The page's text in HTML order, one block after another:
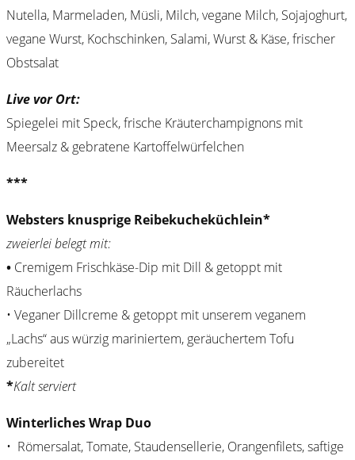
Nutella, Marmeladen, Müsli, Milch, vegane Milch, Sojajoghurt,
vegane Wurst, Kochschinken, Salami, Wurst & Käse, frischer
Obstsalat
Live vor Ort:
Spiegelei mit Speck, frische Kräuterchampignons mit
Meersalz & gebratene Kartoffelwürfelchen
***
Websters knusprige Reibekucheküchlein*
zweierlei belegt mit:
• Cremigem Frischkäse-Dip mit Dill & getoppt mit
Räucherlachs
• Veganer Dillcreme & getoppt mit unserem veganem
„Lachs“ aus würzig mariniertem, geräuchertem Tofu
zubereitet
*Kalt serviert
Winterliches Wrap Duo
• Römersalat, Tomate, Staudensellerie, Orangenfilets, saftige